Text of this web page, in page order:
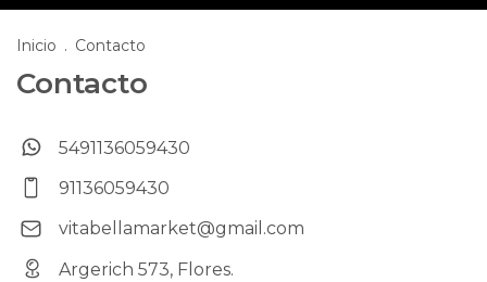
Inicio . Contacto
Contacto
5491136059430
91136059430
vitabellamarket@gmail.com
Argerich 573, Flores.